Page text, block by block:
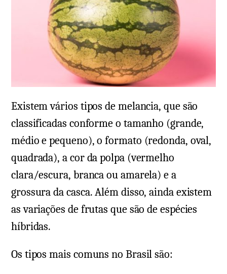
Existem vários tipos de melancia, que são
classificadas conforme o tamanho (grande,
médio e pequeno), o formato (redonda, oval,
quadrada), a cor da polpa (vermelho
clara/escura, branca ou amarela) e a
grossura da casca. Além disso, ainda existem
as variações de frutas que são de espécies
híbridas.
Os tipos mais comuns no Brasil são: